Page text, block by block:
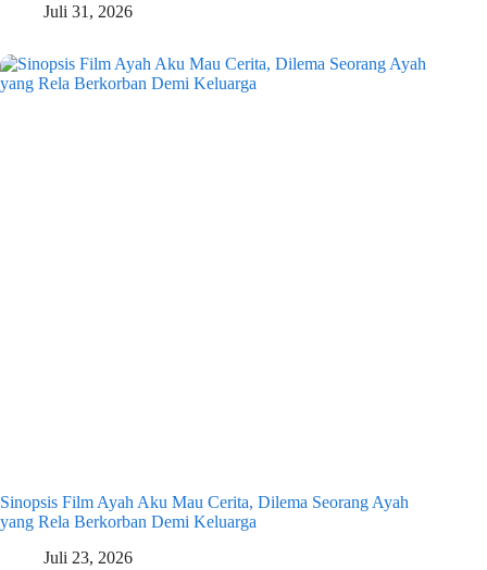
Juli 31, 2026
Sinopsis Film Ayah Aku Mau Cerita, Dilema Seorang Ayah
yang Rela Berkorban Demi Keluarga
Juli 23, 2026